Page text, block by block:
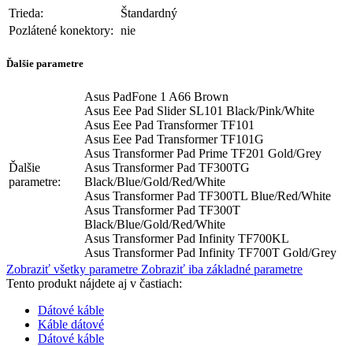
Trieda:
Štandardný
Pozlátené konektory: nie
Ďalšie parametre
Ďalšie
parametre:
Asus PadFone 1 A66 Brown
Asus Eee Pad Slider SL101 Black/Pink/White
Asus Eee Pad Transformer TF101
Asus Eee Pad Transformer TF101G
Asus Transformer Pad Prime TF201 Gold/Grey
Asus Transformer Pad TF300TG
Black/Blue/Gold/Red/White
Asus Transformer Pad TF300TL Blue/Red/White
Asus Transformer Pad TF300T
Black/Blue/Gold/Red/White
Asus Transformer Pad Infinity TF700KL
Asus Transformer Pad Infinity TF700T Gold/Grey
Zobraziť všetky parametre Zobraziť iba základné parametre
Tento produkt nájdete aj v častiach:
Dátové káble
Káble dátové
Dátové káble